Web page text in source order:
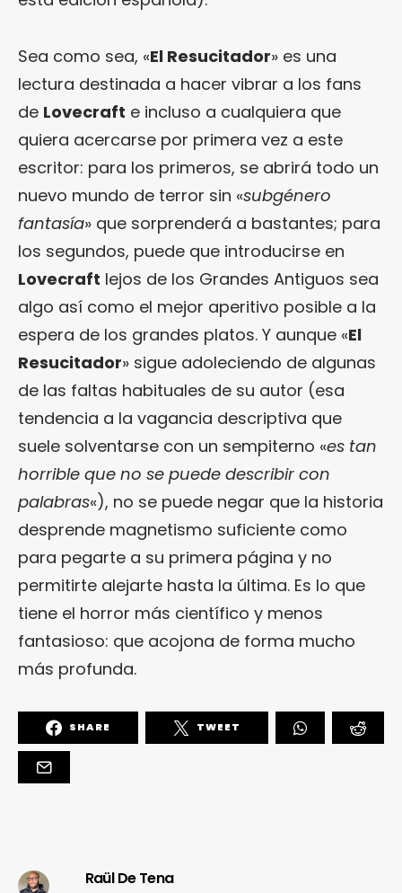
Sea como sea, «El Resucitador» es una
lectura destinada a hacer vibrar a los fans
de Lovecraft e incluso a cualquiera que
quiera acercarse por primera vez a este
escritor: para los primeros, se abrirá todo un
nuevo mundo de terror sin «subgénero
fantasía» que sorprenderá a bastantes; para
los segundos, puede que introducirse en
Lovecraft lejos de los Grandes Antiguos sea
algo así como el mejor aperitivo posible a la
espera de los grandes platos. Y aunque «El
Resucitador» sigue adoleciendo de algunas
de las faltas habituales de su autor (esa
tendencia a la vagancia descriptiva que
suele solventarse con un sempiterno «es tan
horrible que no se puede describir con
palabras«), no se puede negar que la historia
desprende magnetismo suficiente como
para pegarte a su primera página y no
permitirte alejarte hasta la última. Es lo que
tiene el horror más científico y menos
fantasioso: que acojona de forma mucho
más profunda.
SHARE TWEET
Raül De Tena